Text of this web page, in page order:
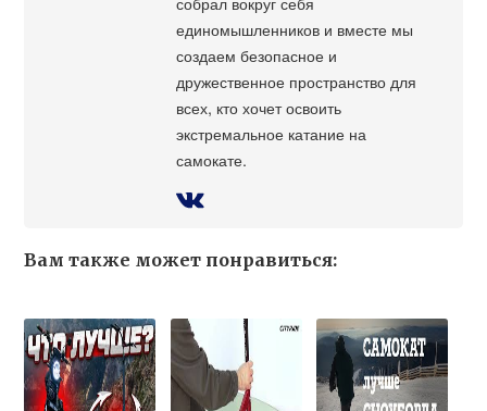
единомышленников и вместе мы
создаем безопасное и
дружественное пространство для
всех, кто хочет освоить
экстремальное катание на
самокате.
Вам также может понравиться: